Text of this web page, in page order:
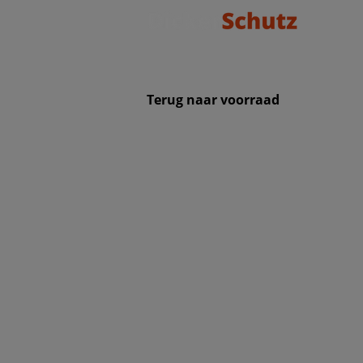
Terug naar voorraad